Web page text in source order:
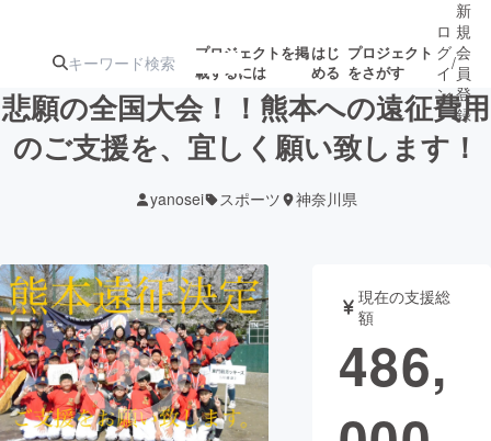
プロジェクトを掲
載するには
はじ
める
プロジェクト
をさがす
ジェクト
募集終了が近いプ
ロジェクト
アート・写真 音楽
テクノロジー・ガジェット ゲーム・サ
映像・映画
ロ
グ
イ
ン
/
新
規
会
員
登
録
悲願の全国大会！！熊本への遠征費用
のご支援を、宜しく願い致します！
yanosei スポーツ 神奈川県
現在の支援総
額
486,